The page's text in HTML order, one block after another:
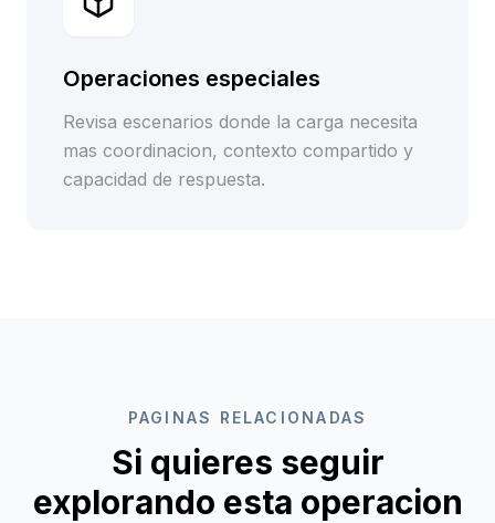
Operaciones especiales
Revisa escenarios donde la carga necesita
mas coordinacion, contexto compartido y
capacidad de respuesta.
PAGINAS RELACIONADAS
Si quieres seguir
explorando esta operacion